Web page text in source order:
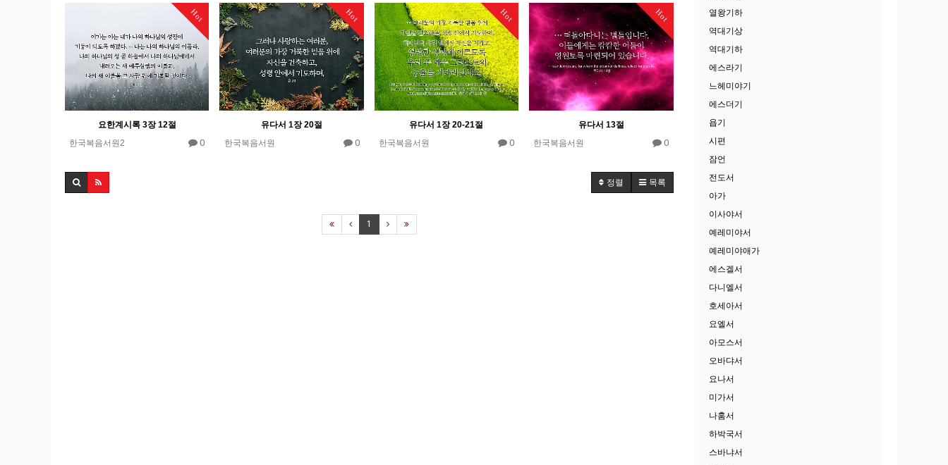
Hot
요한계시록 3장 12절
한국복음서원2
0
Hot
유다서 1장 20절
한국복음서원
0
Hot
유다서 1장 20-21절
한국복음서원
0
Hot
유다서 13절
한국복음서원
0
정렬 목록
1
열왕기하
역대기상
역대기하
에스라기
느헤미야기
에스더기
욥기
시편
잠언
전도서
아가
이사야서
예레미야서
예레미야애가
에스겔서
다니엘서
호세아서
요엘서
아모스서
오바댜서
요나서
미가서
나훔서
하박국서
스바냐서